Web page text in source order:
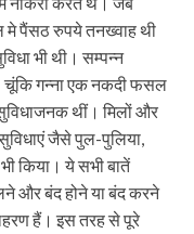
मे पैंसठ रुपये तनख्वाह थी
भी थी। सम्पन्न
चूंकि गन्ना एक नकदी फसल
थीं। मिलों और
सुविधाएं जैसे पुल-पुलिया,
किया। ये सभी बातें
और बंद होने या बंद करने
हैं। इस तरह से पूरे